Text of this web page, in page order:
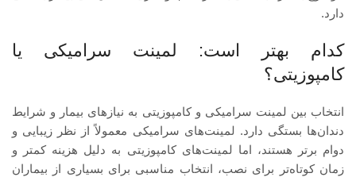
دارد.
کدام بهتر است: لمینت سرامیکی یا
کامپوزیتی؟
انتخاب بین لمینت سرامیکی و کامپوزیتی به نیازهای بیمار و شرایط
دندان‌ها بستگی دارد. لمینت‌های سرامیکی معمولاً از نظر زیبایی و
دوام برتر هستند، اما لمینت‌های کامپوزیتی به دلیل هزینه کمتر و
زمان کوتاه‌تر برای نصب، انتخاب مناسبی برای بسیاری از بیماران